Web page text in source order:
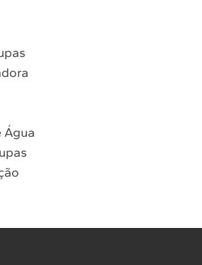
Localizar assistência técnica
Água